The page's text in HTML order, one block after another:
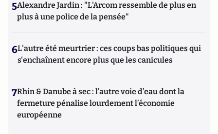
5Alexandre Jardin : "L'Arcom ressemble de plus en
plus à une police de la pensée"
6L'autre été meurtrier : ces coups bas politiques qui
s'enchaînent encore plus que les canicules
7Rhin & Danube à sec : l’autre voie d’eau dont la
fermeture pénalise lourdement l’économie
européenne